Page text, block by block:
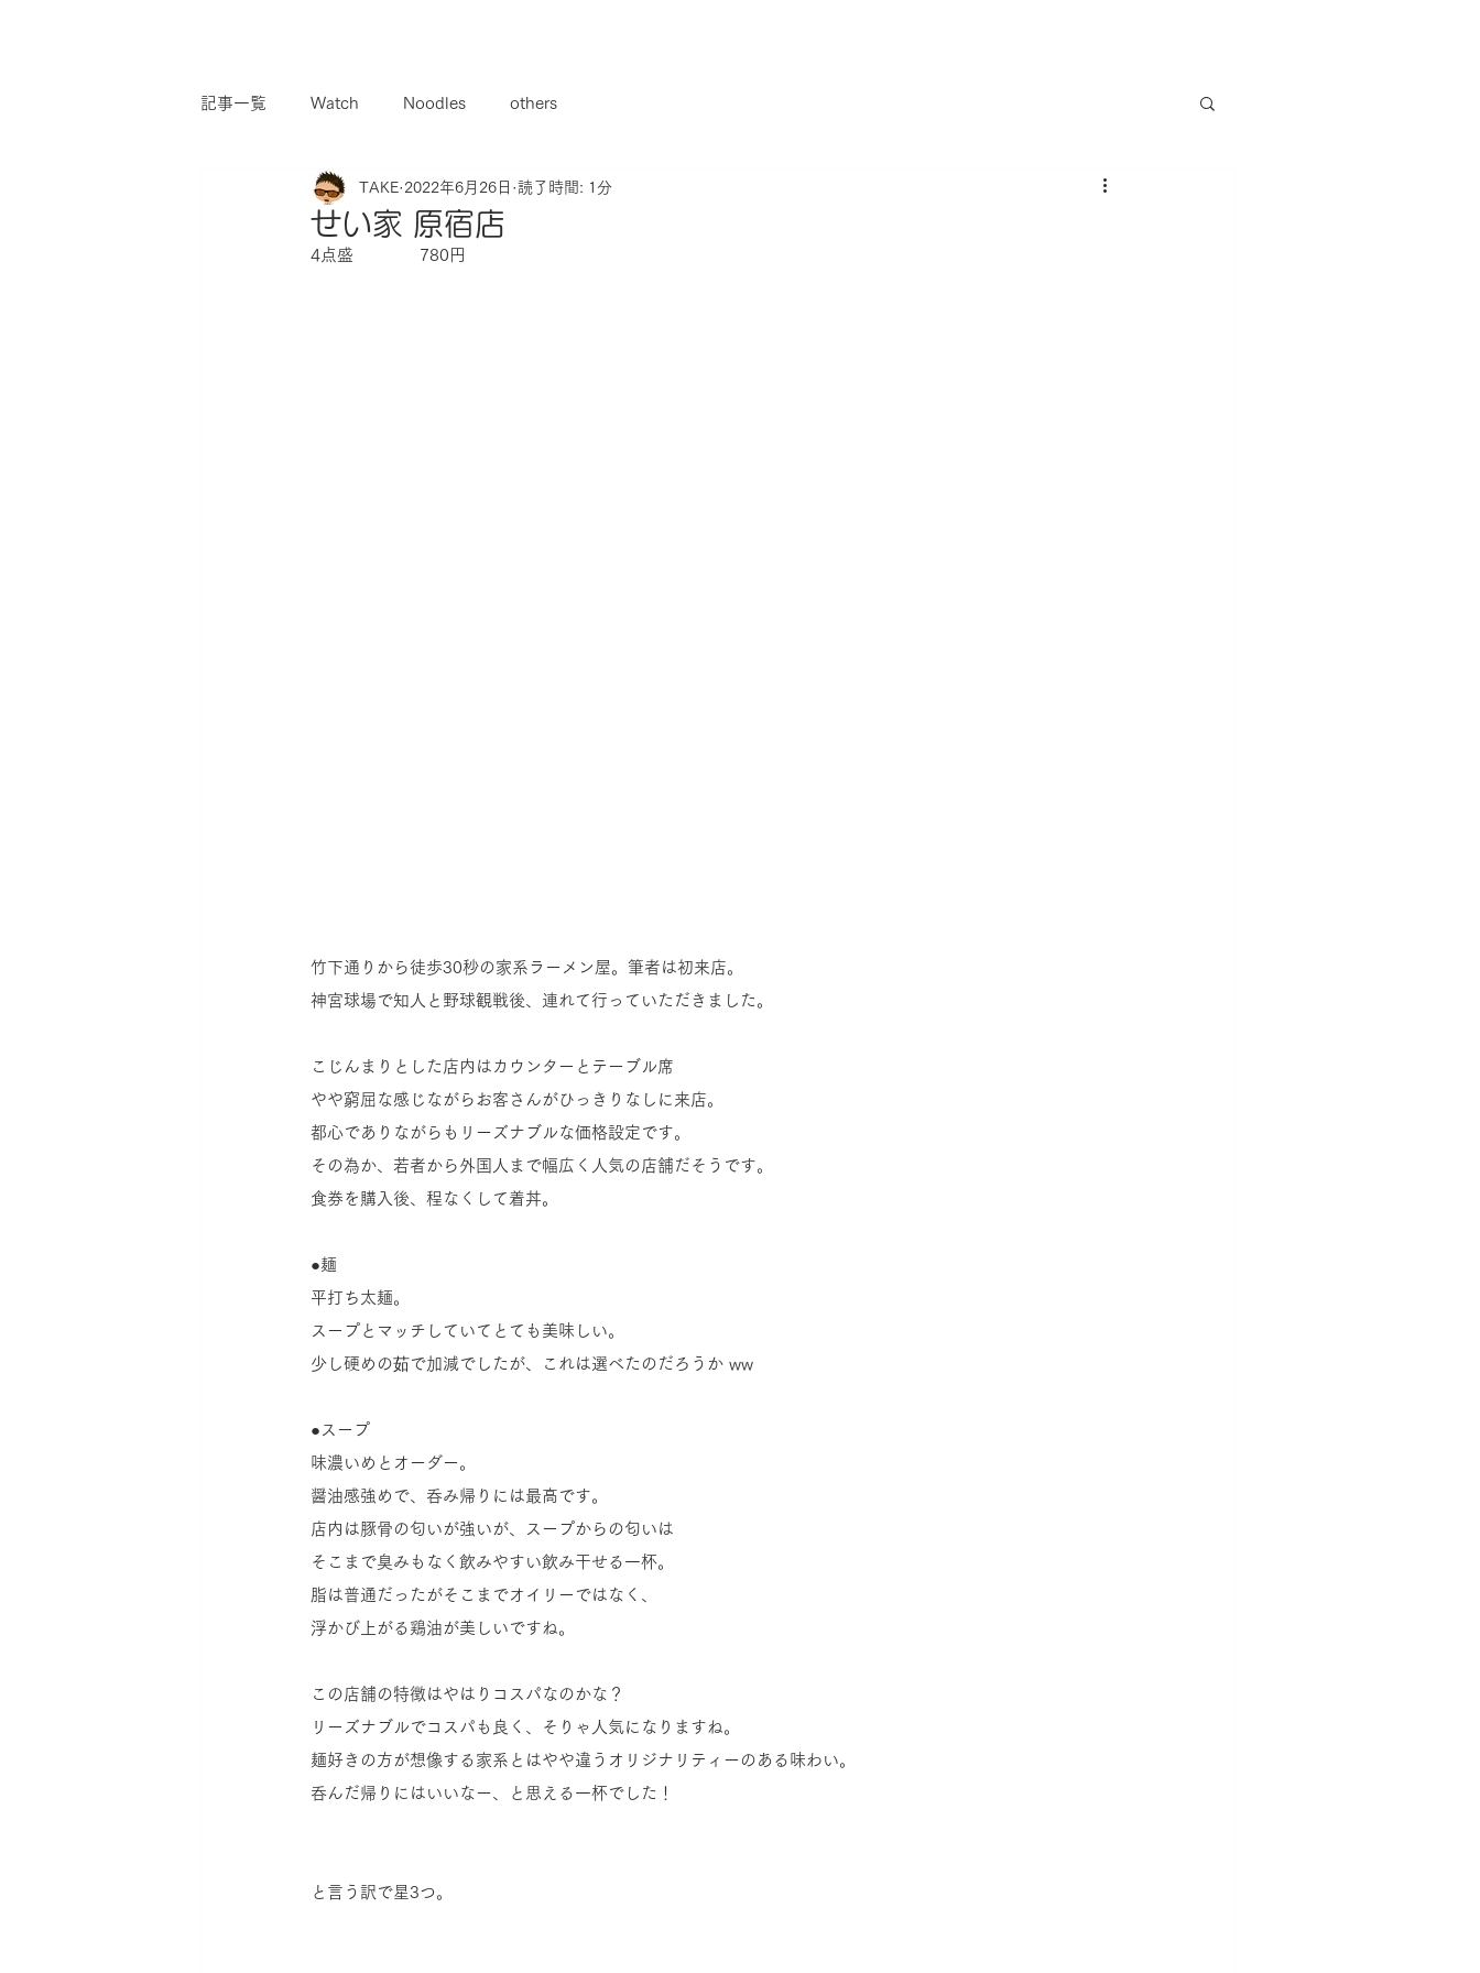
記事一覧 Watch Noodles others
せい家 原宿店
TAKE 2022年6月26日 読了時間: 1分
4点盛　　　　780円
竹下通りから徒歩30秒の家系ラーメン屋。筆者は初来店。
神宮球場で知人と野球観戦後、連れて行っていただきました。
こじんまりとした店内はカウンターとテーブル席
やや窮屈な感じながらお客さんがひっきりなしに来店。
都心でありながらもリーズナブルな価格設定です。
その為か、若者から外国人まで幅広く人気の店舗だそうです。
食券を購入後、程なくして着丼。
●麺
平打ち太麺。
スープとマッチしていてとても美味しい。
少し硬めの茹で加減でしたが、これは選べたのだろうか ww
●スープ
味濃いめとオーダー。
醤油感強めで、呑み帰りには最高です。
店内は豚骨の匂いが強いが、スープからの匂いは
そこまで臭みもなく飲みやすい飲み干せる一杯。
脂は普通だったがそこまでオイリーではなく、
浮かび上がる鶏油が美しいですね。
この店舗の特徴はやはりコスパなのかな？
リーズナブルでコスパも良く、そりゃ人気になりますね。
麺好きの方が想像する家系とはやや違うオリジナリティーのある味わい。
呑んだ帰りにはいいなー、と思える一杯でした！
と言う訳で星3つ。